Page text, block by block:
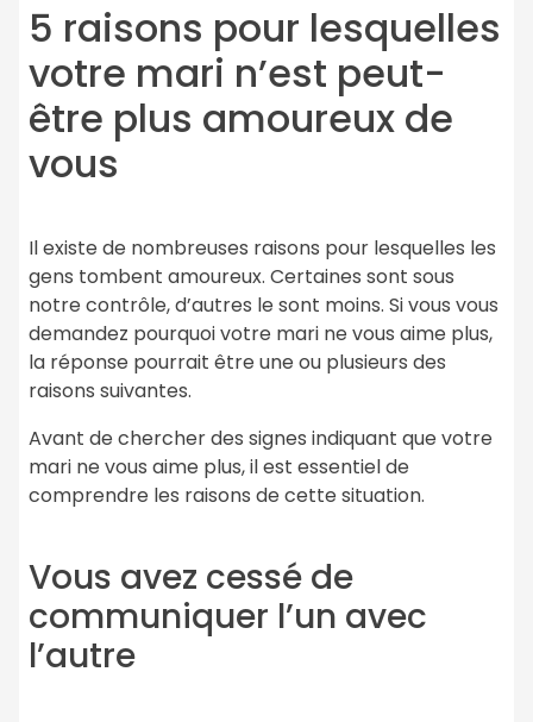
5 raisons pour lesquelles
votre mari n’est peut-
être plus amoureux de
vous
Il existe de nombreuses raisons pour lesquelles les
gens tombent amoureux. Certaines sont sous
notre contrôle, d’autres le sont moins. Si vous vous
demandez pourquoi votre mari ne vous aime plus,
la réponse pourrait être une ou plusieurs des
raisons suivantes.
Avant de chercher des signes indiquant que votre
mari ne vous aime plus, il est essentiel de
comprendre les raisons de cette situation.
Vous avez cessé de
communiquer l’un avec
l’autre